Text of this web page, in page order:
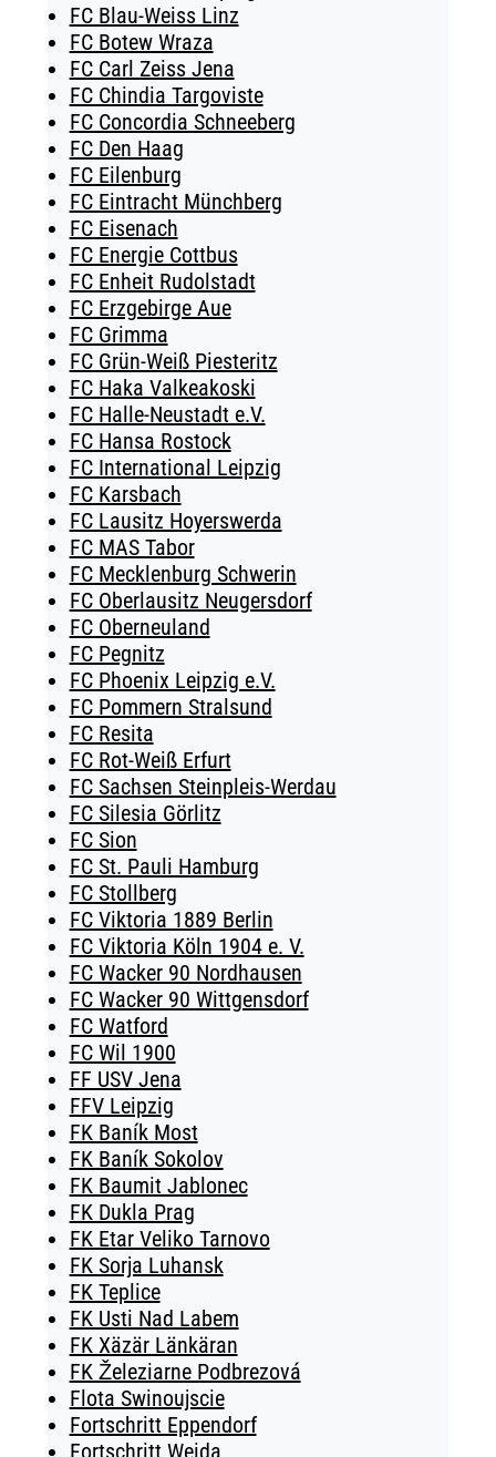
FC Blau-Weiss Linz
FC Botew Wraza
FC Carl Zeiss Jena
FC Chindia Targoviste
FC Concordia Schneeberg
FC Den Haag
FC Eilenburg
FC Eintracht Münchberg
FC Eisenach
FC Energie Cottbus
FC Enheit Rudolstadt
FC Erzgebirge Aue
FC Grimma
FC Grün-Weiß Piesteritz
FC Haka Valkeakoski
FC Halle-Neustadt e.V.
FC Hansa Rostock
FC International Leipzig
FC Karsbach
FC Lausitz Hoyerswerda
FC MAS Tabor
FC Mecklenburg Schwerin
FC Oberlausitz Neugersdorf
FC Oberneuland
FC Pegnitz
FC Phoenix Leipzig e.V.
FC Pommern Stralsund
FC Resita
FC Rot-Weiß Erfurt
FC Sachsen Steinpleis-Werdau
FC Silesia Görlitz
FC Sion
FC St. Pauli Hamburg
FC Stollberg
FC Viktoria 1889 Berlin
FC Viktoria Köln 1904 e. V.
FC Wacker 90 Nordhausen
FC Wacker 90 Wittgensdorf
FC Watford
FC Wil 1900
FF USV Jena
FFV Leipzig
FK Baník Most
FK Baník Sokolov
FK Baumit Jablonec
FK Dukla Prag
FK Etar Veliko Tarnovo
FK Sorja Luhansk
FK Teplice
FK Usti Nad Labem
FK Xäzär Länkäran
FK Železiarne Podbrezová
Flota Swinoujscie
Fortschritt Eppendorf
Fortschritt Weida